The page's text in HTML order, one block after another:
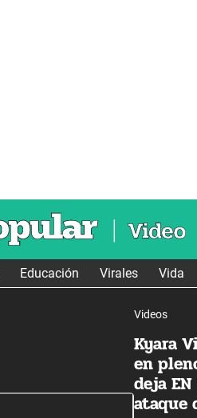
Educación Virales Vida
Videos
Kyara
en
deja
ataque